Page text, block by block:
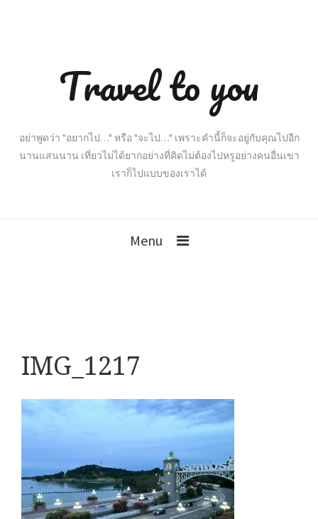
Travel to you
อย่าพูดว่า "อยากไป…" หรือ "จะไป…" เพราะคำนี้ก็จะอยู่กับคุณไปอีก
นานแสนนาน เที่ยวไม่ได้ยากอย่างที่คิดไม่ต้องไปหรูอย่างคนอื่นเขา
เราก็ไปแบบของเราได้
Menu
IMG_1217